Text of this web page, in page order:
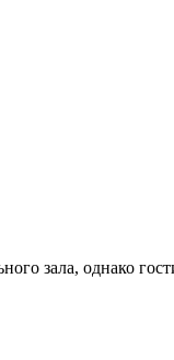
зала, однако